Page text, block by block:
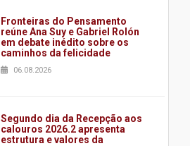
Fronteiras do Pensamento
reúne Ana Suy e Gabriel Rolón
em debate inédito sobre os
caminhos da felicidade
06.08.2026
Segundo dia da Recepção aos
calouros 2026.2 apresenta
estrutura e valores da